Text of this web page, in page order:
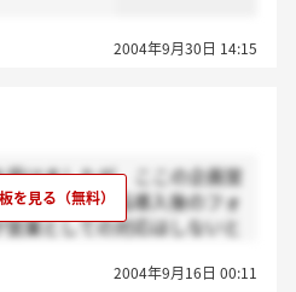
2004年9月30日 14:15
けましたが、ここの企画営
顧客への商品導入後のフォ
業としての対応はしないと
です。今はいいでしょうが、
2004年9月16日 00:11